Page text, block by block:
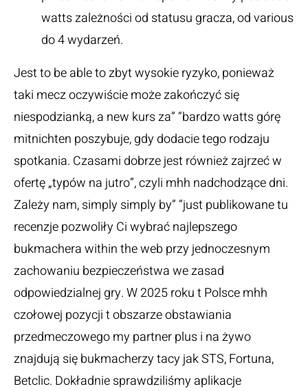
watts zależności od statusu gracza, od various
do 4 wydarzeń.
Jest to be able to zbyt wysokie ryzyko, ponieważ
taki mecz oczywiście może zakończyć się
niespodzianką, a new kurs za” “bardzo watts górę
mitnichten poszybuje, gdy dodacie tego rodzaju
spotkania. Czasami dobrze jest również zajrzeć w
ofertę „typów na jutro”, czyli mhh nadchodzące dni.
Zależy nam, simply simply by” “just publikowane tu
recenzje pozwoliły Ci wybrać najlepszego
bukmachera within the web przy jednoczesnym
zachowaniu bezpieczeństwa we zasad
odpowiedzialnej gry. W 2025 roku t Polsce mhh
czołowej pozycji t obszarze obstawiania
przedmeczowego my partner plus i na żywo
znajdują się bukmacherzy tacy jak STS, Fortuna,
Betclic. Dokładnie sprawdziliśmy aplikacje